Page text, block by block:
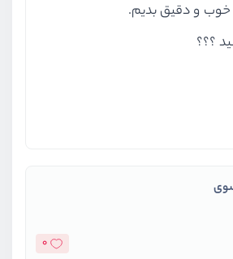
خوب و دقیق بدیم.
؟؟؟
0